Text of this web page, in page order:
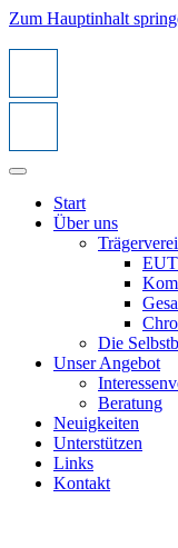
Zum Hauptinhalt
Start
Über uns
Die
Unser Angebot
Beratung
Neuigkeiten
Unterstützen
Links
Kontakt